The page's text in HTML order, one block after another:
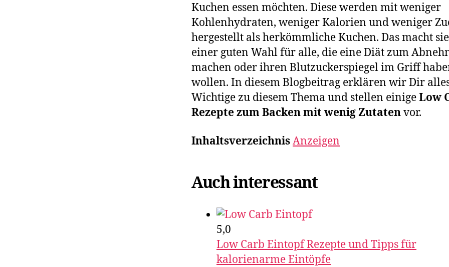
Kuchen essen möchten. Diese werden mit weniger
Kohlenhydraten, weniger Kalorien und weniger
hergestellt als herkömmliche Kuchen. Das macht
einer guten Wahl für alle, die eine Diät zum
machen oder ihren Blutzuckerspiegel im Griff
wollen. In diesem Blogbeitrag erklären wir Dir
Wichtige zu diesem Thema und stellen einigeLow
Rezepte zum Backen mit wenig Zutatenvor.
InhaltsverzeichnisAnzeigen
Auch interessant
5,0
Low Carb Eintopf Rezepte und Tipps für
kalorienarme Eintöpfe